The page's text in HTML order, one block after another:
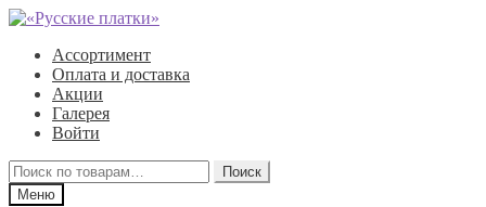
Перейти
навигации
Перейти
содержимому
Ассортимент
Оплата и доставка
Акции
Галерея
Войти
Искать:
Поиск
Меню